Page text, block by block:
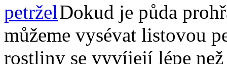
Dokud je půda
můžeme vysévat listovou
rostliny se vyvíjejí lépe